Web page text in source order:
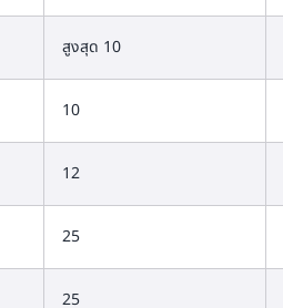
สูงสุด 10
10
12
25
25